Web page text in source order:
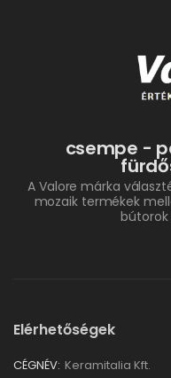
csempe -
A Valore márka
mozaik termékek
bútorok
Elérhetőségek
CÉGNÉV: Keramitalia Kft.